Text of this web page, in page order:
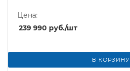
Цена:
239 990 руб./шт
В КОРЗИНУ